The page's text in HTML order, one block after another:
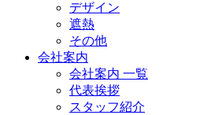
デザイン
遮熱
その他
会社案内
会社案内 一覧
代表挨拶
スタッフ紹介